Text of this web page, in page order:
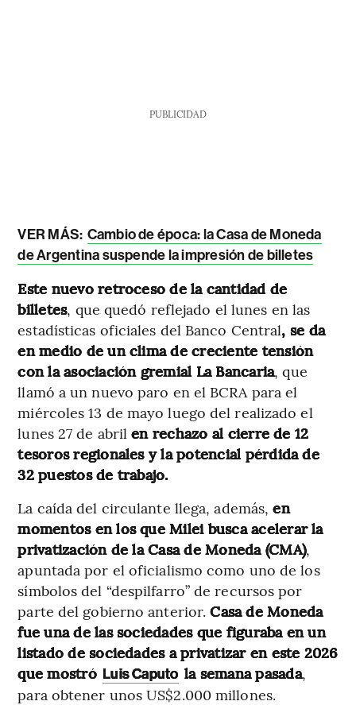
PUBLICIDAD
VER MÁS: Cambio de época: la Casa de Moneda
de Argentina suspende la impresión de billetes
Este nuevo retroceso de la cantidad de
billetes, que quedó reflejado el lunes en las
estadísticas oficiales del Banco Central, se da
en medio de un clima de creciente tensión
con la asociación gremial La Bancaria, que
llamó a un nuevo paro en el BCRA para el
miércoles 13 de mayo luego del realizado el
lunes 27 de abrilen rechazo al cierre de 12
tesoros regionales y la potencial pérdida de
32 puestos de trabajo.
La caída del circulante llega, además, en
momentos en los que Milei busca acelerar la
privatización de la Casa de Moneda (CMA),
apuntada por el oficialismo como uno de los
símbolos del “despilfarro” de recursos por
parte del gobierno anterior.Casa de Moneda
fue una de las sociedades que figuraba en un
listado de sociedades a privatizar en este 2026
que mostró Luis Caputo la semana pasada,
para obtener unos US$2.000 millones.